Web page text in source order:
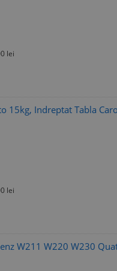
lei
15kg, Indreptat Tabla
lei
W211 W220 W230